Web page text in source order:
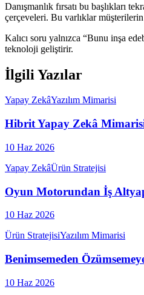
Danışmanlık fırsatı bu başlıkları
çerçeveleri. Bu varlıklar
Kalıcı soru yalnızca “Bunu inşa
teknoloji geliştirir.
İlgili Yazılar
Yapay ZekâYazılım Mimarisi
Hibrit Yapay Zekâ
10 Haz 2026
Yapay ZekâÜrün Stratejisi
Oyun Motorundan İş
10 Haz 2026
Ürün StratejisiYazılım Mimarisi
Benimsemeden
10 Haz 2026